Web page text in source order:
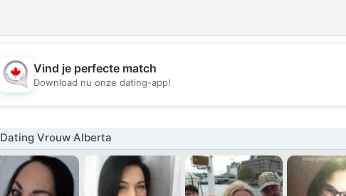
💕
Vind je perfecte match
Download nu onze dating-app!
Dating Vrouw Alberta